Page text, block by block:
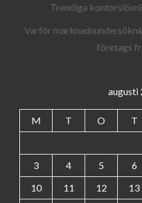
Trendiga
Varför
företags
augusti
M T O T
3
4 5 6
10
11 12 13